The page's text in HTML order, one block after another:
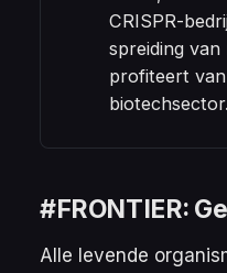
CRISPR-
spreiding
profiteert
biotechsector.
#FRONTIER:
Alle levende